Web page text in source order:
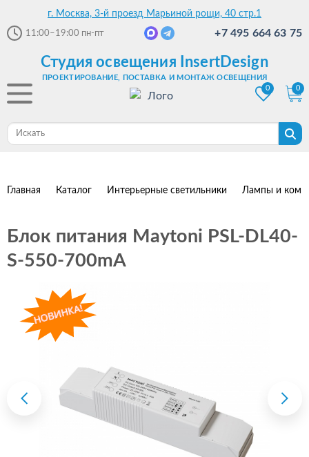
г. Москва, 3-й проезд Марьиной рощи, 40 стр.1
11:00–19:00 пн-пт +7 495 664 63 75
Студия освещения InsertDesign
ПРОЕКТИРОВАНИЕ, ПОСТАВКА И МОНТАЖ ОСВЕЩЕНИЯ
0
0
Главная Каталог Интерьерные светильники Лампы и
Блок питания Maytoni PSL-DL40-
S-550-700mA